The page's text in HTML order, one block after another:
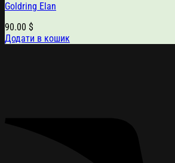
Goldring Elan
90.00 $
Додати в кошик